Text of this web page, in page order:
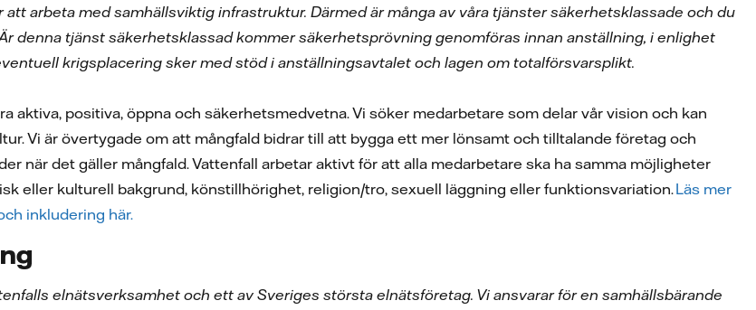
arbeta med samhällsviktig infrastruktur. Därmed är många av våra tjänster säkerhetsklassade och du
denna tjänst säkerhetsklassad kommer säkerhetsprövning genomföras innan anställning, i enlighet
krigsplacering sker med stöd i anställningsavtalet och lagen om totalförsvarsplikt.
aktiva, positiva, öppna och säkerhetsmedvetna. Vi söker medarbetare som delar vår vision och kan
Vi är övertygade om att mångfald bidrar till att bygga ett mer lönsamt och tilltalande företag och
när det gäller mångfald. Vattenfall arbetar aktivt för att alla medarbetare ska ha samma möjligheter
eller kulturell bakgrund, könstillhörighet, religion/tro, sexuell läggning eller funktionsvariation.Läs mer
inkludering här.
elnätsverksamhet och ett av Sveriges största elnätsföretag. Vi ansvarar för en samhällsbärande